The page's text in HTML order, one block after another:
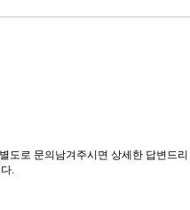
도로 문의남겨주시면 상세한 답변드리
.